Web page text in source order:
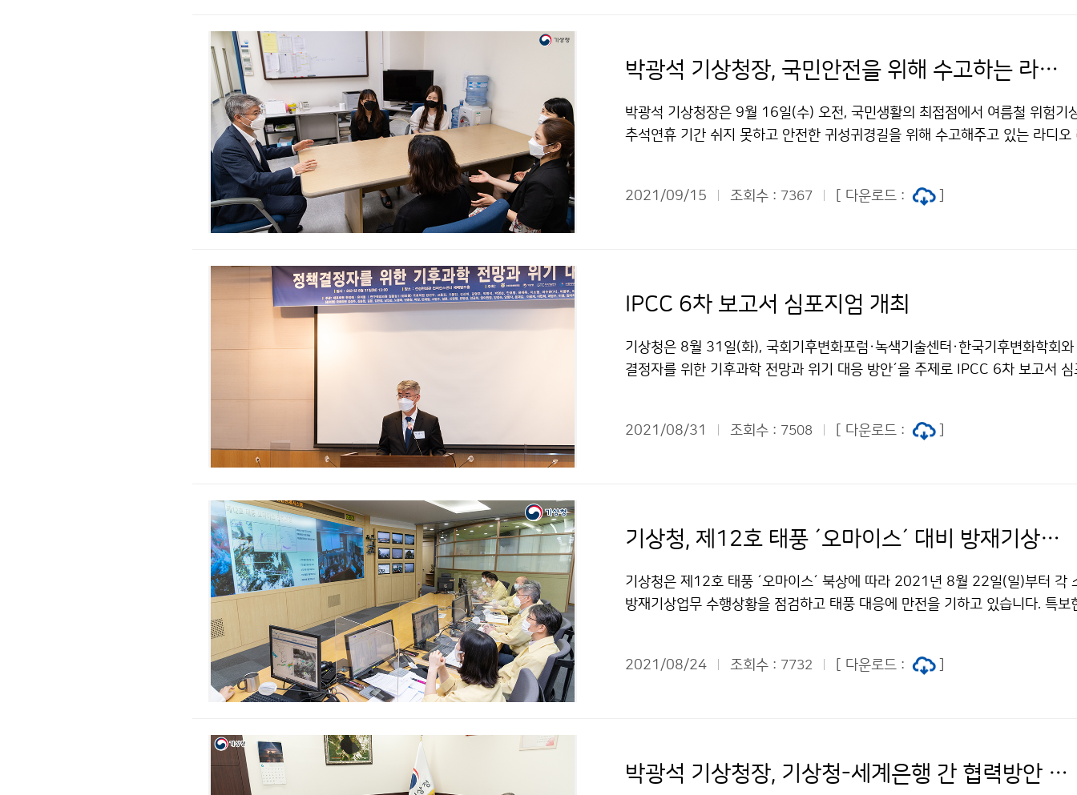
박광석 기상청장, 국민안전을 위해 수고하는 라디오 리포터 격려
박광석 기상청장은 9월 16일(수) 오전, 국민생활의 최접점에서 여름철 위험기
추석연휴 기간 쉬지 못하고 안전한 귀성귀경길을 위해 수고해주고 있는 라디오
2021/09/15 조회수 : 7367 [ 다운로드 :
IPCC 6차 보고서 심포지엄 개최
기상청은 8월 31일(화), 국회기후변화포럼·녹색기술센터·한국기후변화학회와
결정자를 위한 기후과학 전망과 위기 대응 방안´을 주제로 IPCC 6차 보고서 심
2021/08/31 조회수 : 7508 [ 다운로드 :
기상청, 제12호 태풍 ´오마이스´ 대비 방재기상업무 점검
기상청은 제12호 태풍 ´오마이스´ 북상에 따라 2021년 8월 22일(일)부터 각
방재기상업무 수행상황을 점검하고 태풍 대응에 만전을 기하고 있습니다. 특보
2021/08/24 조회수 : 7732 [ 다운로드 :
박광석 기상청장, 기상청-세계은행 간 협력방안 논의